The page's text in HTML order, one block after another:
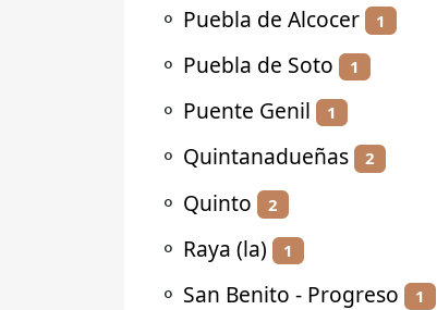
⚬ Puebla de Alcocer 1
⚬ Puebla de Soto 1
⚬ Puente Genil 1
⚬ Quintanadueñas 2
⚬ Quinto 2
⚬ Raya (la) 1
⚬ San Benito - Progreso 1